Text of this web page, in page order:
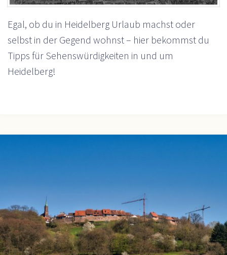
Egal, ob du in Heidelberg Urlaub machst oder
selbst in der Gegend wohnst – hier bekommst du
Tipps für Sehenswürdigkeiten in und um
Heidelberg!